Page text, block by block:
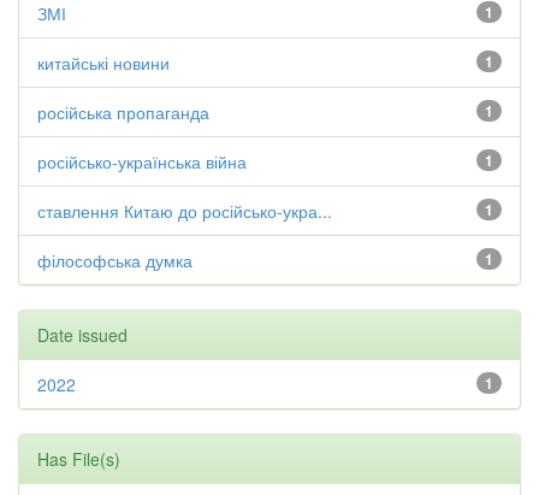
1
ЗМІ
1
китайські новини
1
російська пропаганда
1
російсько-українська війна
1
ставлення Китаю до російсько-укра...
1
філософська думка
Date issued
1
2022
Has File(s)